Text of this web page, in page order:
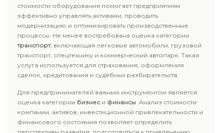
стоимости оборудования помогает предприятиям
эффективно управлять активами, проводить
модернизацию и оптимизировать производственные
процессы. Не менее востребована оценка категории
транспорт, включающая легковые автомобили, грузовой
транспорт, спецтехнику и коммерческий автопарк. Такая
услуга используется для страхования, оформления
сделок, кредитования и судебных разбирательств.
Для предпринимателей важным инструментом является
оценка категории бизнес и финансы. Анализ стоимости
компании, активов, инвестиционной привлекательности и
финансового состояния позволяет определить